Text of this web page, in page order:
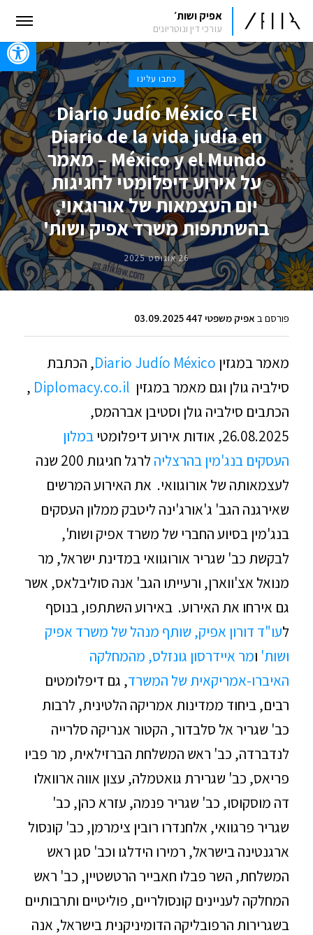
אפיק ושות׳
עורכי דין ונוטריונים
כתבו עלינו
Diario Judío México – El
Diario de la vida judía en
México y el Mundo – מאמר
על אירוע דיפלומטי לחגיגות
יום העצמאות של אורוגאוי,
בהשתתפות משרד אפיק ושות'
26 אוגוסט 2025
פורסם ב אפיק משפטי 447 03.09.2025
מאמר במגזין Diario Judío México, הכתבת
סילביה גולן וגם מאמר במגזין Diplomacy.co.il
,
הכתבים סילביה גולן וסטיבן אברהמס,
26.08.2025, אודות אירוע דיפלומטי
במלון
העסקים בנג'מין בהרצליה
לרגל חגיגות 200 שנה
לעצמאותה של אורוגוואי. את האירוע המרשים
שאירגנה הגב' ג'אורג'ינה ליטבק ממלון העסקים
בנג'מין בסיוע החברי של משרד אפיק ושות',
לבקשת כב' שגריר אורוגוואי במדינת ישראל, מר
מנואל אצ'ווארן, ורעייתו הגב' אנה סוליבלאס, אשר
גם אירחו את האירוע. באירוע השתתפו, בנוסף
לעו"ד דורון אפיק, שותף מנהל של משרד אפיק
ושות' ומר איידרסון גונזלס, מהמחלקה
האיברו-אמריקאית של המשרד, גם דיפלומטים
רבים, ביחוד ממדינות אמריקה הלטינית, לרבות
כב' שגריר אל סלבדור, הקטור אנריקה סלרייה
לנדברדה, כב' ראש המשלחת הברזילאית, מר פביו
פריאס, כב' שגרירת גואטמלה, עצון אווה ארוואלו
דה מוסקוסו, כב' שגריר פנמה, עזרא כהן, כב'
שגריר פרגוואי, אלחנדרו רובין צימרמן, כב' קונסול
ארגנטינה בישראל, רמירו הידלגו וכב' סגן ראש
המשלחת, השר פבלו חאבייר הרטשטיין, כב' ראש
המחלקה לעניינים קונסולריים, פוליטיים ותרבותיים
בשגרירות הרפובליקה הדומיניקנית בישראל, אנה